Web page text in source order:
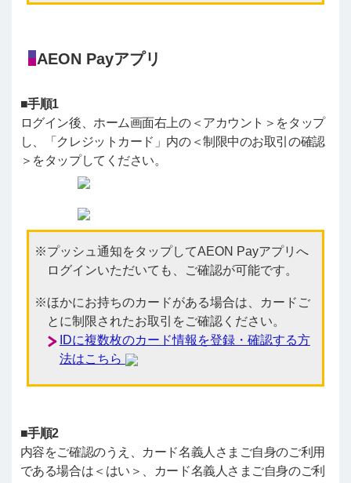
AEON Payアプリ
■手順1
ログイン後、ホーム画面右上の＜アカウント＞をタップ
し、「クレジットカード」内の＜制限中のお取引の確認
＞をタップしてください。
プッシュ通知をタップしてAEON Payアプリへ
ログインいただいても、ご確認が可能です。
ほかにお持ちのカードがある場合は、カードご
とに制限されたお取引をご確認ください。
IDに複数枚のカード情報を登録・確認する方
法はこちら
■手順2
内容をご確認のうえ、カード名義人さまご自身のご利用
である場合は＜はい＞、カード名義人さまご自身のご利